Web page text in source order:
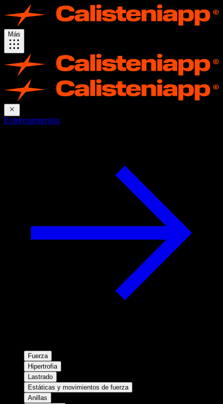
Más
Entrenamientos
Fuerza
Hipertrofia
Lastrado
Estáticas y movimientos de fuerza
Anillas